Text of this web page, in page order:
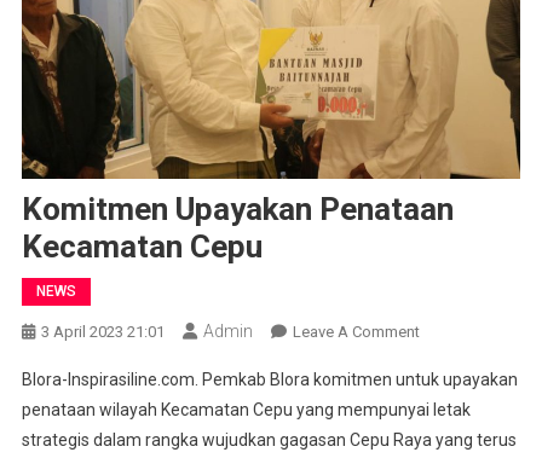
Komitmen Upayakan Penataan
Kecamatan Cepu
NEWS
3 April 2023 21:01 Admin Leave A CommentOn
Upayakan
Penataan
Kecamatan
Blora-Inspirasiline.com. Pemkab Blora komitmen untuk upayakan
penataan wilayah Kecamatan Cepu yang mempunyai letak
strategis dalam rangka wujudkan gagasan Cepu Raya yang terus